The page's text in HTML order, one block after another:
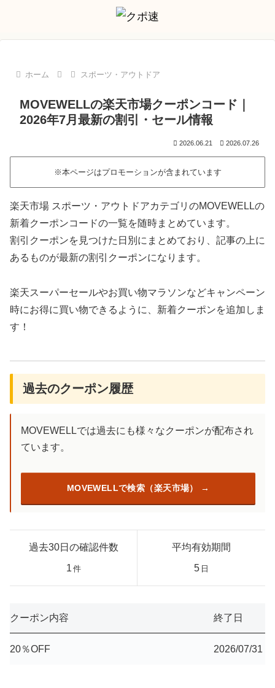
ホーム スポーツ・アウトドア
MOVEWELLの楽天市場クーポンコード｜
2026年7月最新の割引・セール情報
2026.06.21 2026.07.26
※本ページはプロモーションが含まれています
楽天市場 スポーツ・アウトドアカテゴリのMOVEWELLの
新着クーポンコードの一覧を随時まとめています。
割引クーポンを見つけた日別にまとめており、記事の上に
あるものが最新の割引クーポンになります。
楽天スーパーセールやお買い物マラソンなどキャンペーン
時にお得に買い物できるように、新着クーポンを追加しま
す！
過去のクーポン履歴
MOVEWELLでは過去にも様々なクーポンが配布され
ています。
MOVEWELLで検索（楽天市場）
過去30日の確認件数
1件
平均有効期間
5 日
クーポン内容 終了日
20％OFF 2026/07/31